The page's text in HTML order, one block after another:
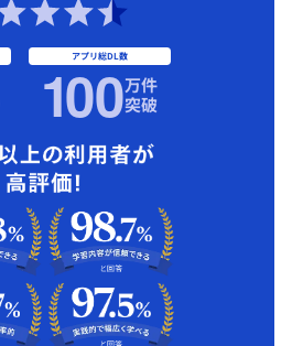
アプリ総DL数
100万件
突破